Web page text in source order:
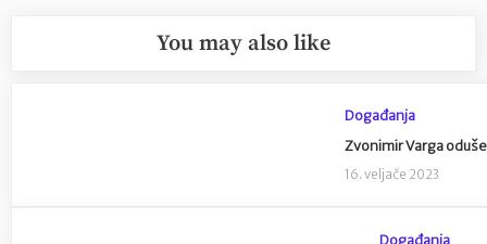
You may also like
Događanja
Zvonimir Varga
16. veljače 2023
Događanja